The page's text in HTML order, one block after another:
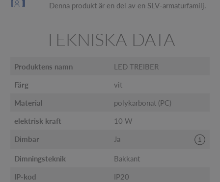
Denna produkt är en del av en SLV-armaturfamilj.
TEKNISKA DATA
Produktens namn LED TREIBER
Färg vit
Material polykarbonat (PC)
elektrisk kraft 10 W
Dimbar Ja
Dimningsteknik Bakkant
IP-kod IP20